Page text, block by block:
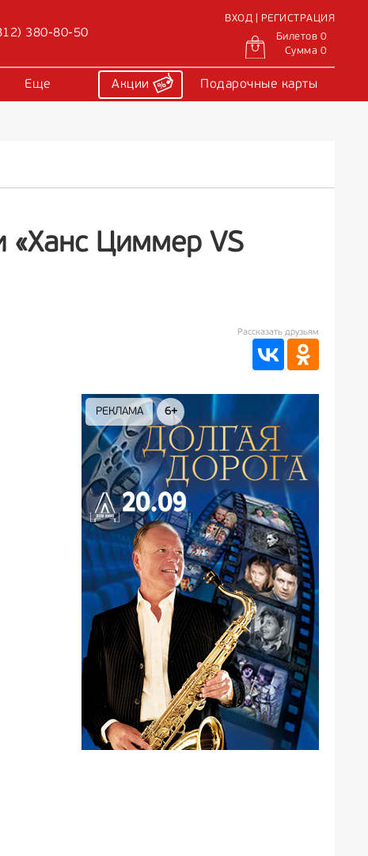
380-80-50
ВХОД | РЕГИСТРАЦИЯ
Билетов 0
Сумма 0
Еще Акции Подарочные карты
«Ханс Циммер VS
Рассказать друзьям
РЕКЛАМА 12+